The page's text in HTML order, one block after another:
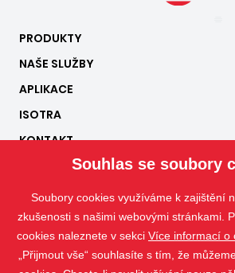
PRODUKTY
NAŠE SLUŽBY
APLIKACE
ISOTRA
KONTAKT
Souhlas se soubory
Soubory cookies využíváme k zajištění
zkušenosti s našimi webovými stránkami.
cookies naleznete v sekci Více informací o
„Přijmout vše“ souhlasíte s tím, že